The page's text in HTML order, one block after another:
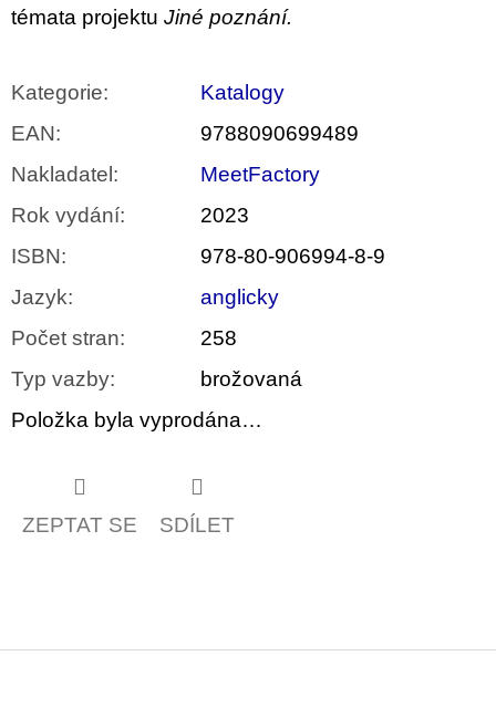
témata projektu Jiné poznání.
Kategorie:
Katalogy
EAN:
9788090699489
Nakladatel :
MeetFactory
Rok vydání:
2023
ISBN:
978-80-906994-8-9
Jazyk:
anglicky
Počet stran:
258
Typ vazby:
brožovaná
Položka byla vyprodána…
ZEPTAT SE SDÍLET